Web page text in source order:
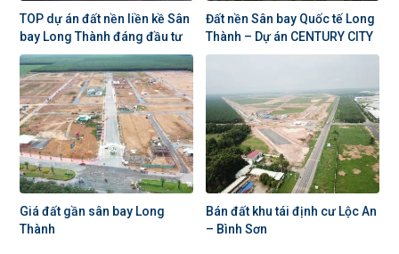
TOP dự án đất nền liền kề Sân
bay Long Thành đáng đầu tư
Đất nền Sân bay Quốc tế Long
Thành – Dự án CENTURY CITY
Giá đất gần sân bay Long
Thành
Bán đất khu tái định cư Lộc An
– Bình Sơn